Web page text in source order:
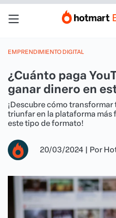
EMPRENDIMIENTO DIGITAL
¿Cuánto paga
ganar dinero en
¡Descubre cómo transformar
triunfar en la plataforma más
este tipo de formato!
20/03/2024 | Por